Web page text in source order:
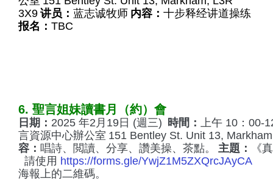
3X9 讲员： 蓝志诚牧师 内容： 十步释经讲道操练
报名： TBC
6. 聖言姐妹讀書月（約）會
日期： 2025 年2月19日 (週三) 時間： 上午 10：00-
言資源中心辦公室 151 Bentley St. Unit 13,
容： 唱詩、閲讀、分享、讚美操、茶點。 主題：
《
請使用 https://forms.gle/YwjZ1M5ZXQrcJAyCA
海報上的二維碼。